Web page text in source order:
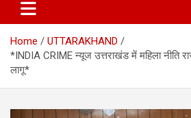
Home
UTTARAKHAND
*INDIA CRIME न्यूज उत्तराखंड में महिला नीति
लागू*